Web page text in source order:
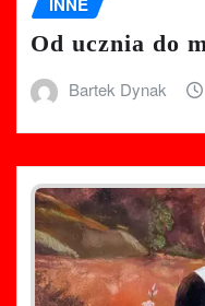
Od ucznia do
Bartek Dynak